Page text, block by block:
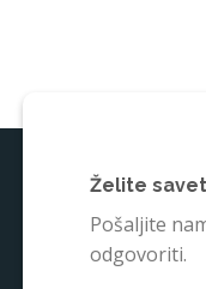
Želite
Pošaljite
odgovoriti.